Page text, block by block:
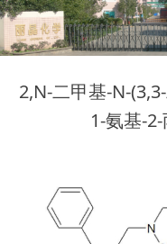
研发信息
2,N-二甲基-N-
1-氨基-